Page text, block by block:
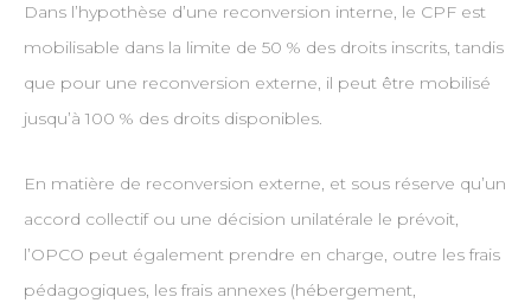
Dans l’hypothèse d’une reconversion interne, le CPF est
mobilisable dans la limite de 50 % des droits inscrits, tandis
que pour une reconversion externe, il peut être mobilisé
jusqu’à 100 % des droits disponibles.
En matière de reconversion externe, et sous réserve qu’un
accord collectif ou une décision unilatérale le prévoit,
l’OPCO peut également prendre en charge, outre les frais
pédagogiques, les frais annexes (hébergement,